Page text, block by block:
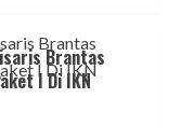
Brantas
I Di IKN